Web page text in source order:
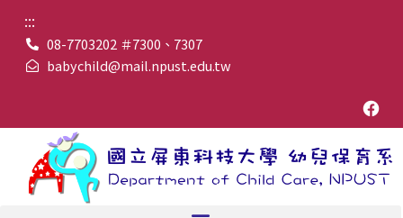
:::
08-7703202 ＃7300、7307
babychild@mail.npust.edu.tw